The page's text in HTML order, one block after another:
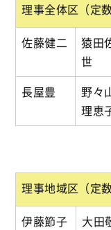
理事全体区（定数
佐藤健二
猿田
世
長屋豊
野々
理恵
理事地域区（定数
伊藤節子
大田